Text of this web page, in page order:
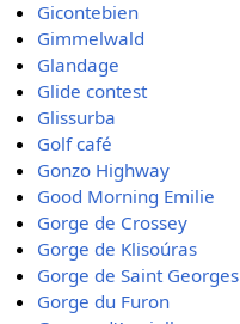
Gicontebien
Gimmelwald
Glandage
Glide contest
Glissurba
Golf café
Gonzo Highway
Good Morning Emilie
Gorge de Crossey
Gorge de Klisoúras
Gorge de Saint Georges
Gorge du Furon